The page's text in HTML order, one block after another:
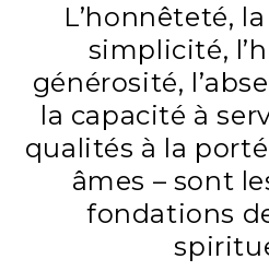
L’honnêteté,
simplicité,
générosité,
la capacité à
qualités à la
âmes – sont
fondations